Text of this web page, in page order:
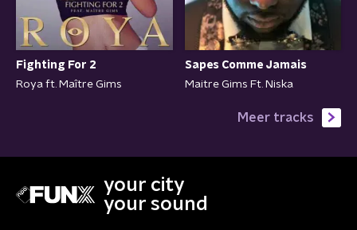
Fighting For 2
Roya ft. Maître Gims
Sapes Comme Jamais
Maitre Gims Ft. Niska
Meer tracks
your city
your sound